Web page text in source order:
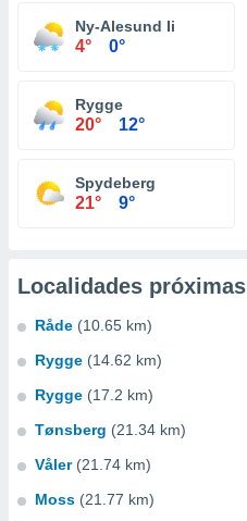
Ny-Alesund Ii
4° 0°
Rygge
20° 12°
Spydeberg
21° 9°
Localidades próximas
Råde (10.65 km)
Rygge (14.62 km)
Rygge (17.2 km)
Tønsberg (21.34 km)
Våler (21.74 km)
Moss (21.77 km)